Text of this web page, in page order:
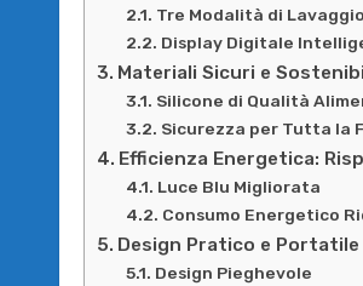
Tre Modalità di Lavaggio
Display Digitale
Materiali Sicuri e
Silicone di Qualità
Sicurezza per Tutta la
Efficienza Energetica:
Luce Blu Migliorata
Consumo Energetico
Design Pratico e Portatile
Design Pieghevole